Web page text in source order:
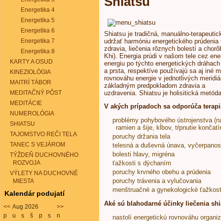
Energetika 4
Energetika 5
Energetika 6
Energetika 7
Energetika 8
KARTY A OSUD
KINEZIOLÓGIA
MAITRÍ TÁBOR
MEDITAČNÝ PÔST
MEDITÁCIE
NUMEROLÓGIA
SHIATSU
TAJOMSTVO REČI TELA
TANEC S VEJÁROM
TÝŽDEŇ DUCHOVNÉHO
ROZVOJA
VÝLETY NA DUCHOVNÉ
MIESTA
Kalendár podujatí
<< Aug 2026
>>
p
u s š p s n
Shiatsu je tradičná, manuálno-
udržať harmóniu energetického
zdravia, liečenia rôznych bolestí a
Khi). Energia prúdi v našom tele cez
energiu po týchto energetických
a prsta, respektíve používajú sa aj iné
rovnováhu energie v jednotlivých
základným predpokladom zdravia a
uzdravenia. Shiatsu je holisitická
V akých prípadoch sa odporúča
problémy pohybového ústrojenstva
ramien a šije, kĺbov, tŕpnutie
poruchy držania tela
telesná a duševná únava,
bolesti hlavy, migréna
ťažkosti s dýchaním
poruchy krvného obehu a prúdenia
poruchy trávenia a vylučovania
menštruačné a gynekologické
Aké sú blahodarné účinky liečenia
nastolí energetickú rovnováhu